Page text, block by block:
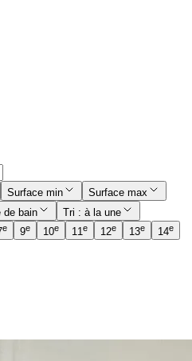
Surface min
Surface max
de bain Tri : à la une
e 9e 10e 11 e 12e 13e 14e